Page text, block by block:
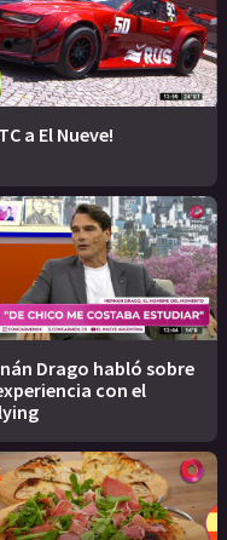
a El Nueve!
Drago habló sobre
con el